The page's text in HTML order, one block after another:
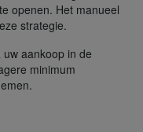
openen. Het manueel
strategie.
aankoop in de
minimum